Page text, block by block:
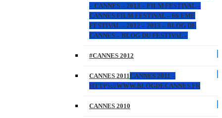
– CANNES – 2013 – FILM FESTIVAL –
CANNES FILM FESTIVAL – 66 EME
FESTIVAL – 2012 – 2013 – BLOG DE
CANNES – BLOG DU FESTIVAL –
#CANNES 2012
CANNES 2011CANNES 2011 –
HTTPS://WWW.BLOGDECANNES.FR
CANNES 2010